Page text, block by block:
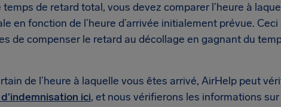
de retard total, vous devez comparer l’heure à
en fonction de l’heure d’arrivée initialement prévue.
de compenser le retard au décollage en gagnant du
de l’heure à laquelle vous êtes arrivé, AirHelp peut
ici, et nous vérifierons les informations